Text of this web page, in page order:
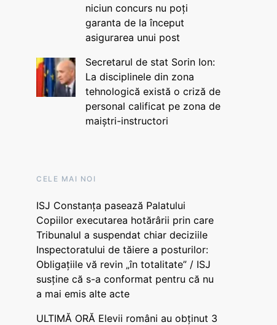
niciun concurs nu poți
garanta de la început
asigurarea unui post
Secretarul de stat Sorin Ion:
La disciplinele din zona
tehnologică există o criză de
personal calificat pe zona de
maiștri-instructori
CELE MAI NOI
ISJ Constanța pasează Palatului
Copiilor executarea hotărârii prin care
Tribunalul a suspendat chiar deciziile
Inspectoratului de tăiere a posturilor:
Obligațiile vă revin „în totalitate” / ISJ
susține că s-a conformat pentru că nu
a mai emis alte acte
ULTIMĂ ORĂ Elevii români au obținut 3